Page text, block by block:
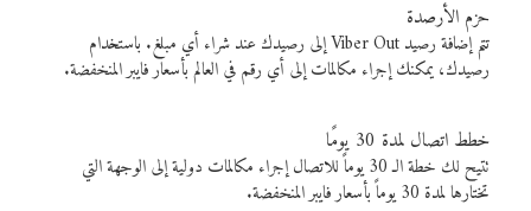
حزم الأرصدة
تتم إضافة رصيد Viber Out إلى رصيدك عند شراء أي مبلغ. باستخدام
رصيدك، يمكنك إجراء مكالمات إلى أي رقم في العالم بأسعار فايبر المنخفضة.
خطط اتصال لمدة 30 يومًا
تتيح لك خطة الـ 30 يوماً للاتصال إجراء مكالمات دولية إلى الوجهة التي
تختارها لمدة 30 يوماً بأسعار فايبر المنخفضة.